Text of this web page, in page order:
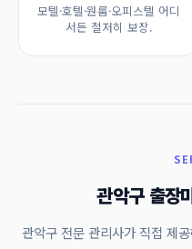
모텔·호텔·원룸·오피스텔 어디
서든 철저히 보장.
관악구 출장
관악구 전문 관리사가 직접 제